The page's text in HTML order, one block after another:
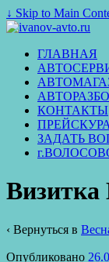
↓ Skip to Main
ГЛАВНАЯ
КОНТАКТЫ
ЗАДАТЬ
Визитка
‹ Вернуться в
Опубликовано